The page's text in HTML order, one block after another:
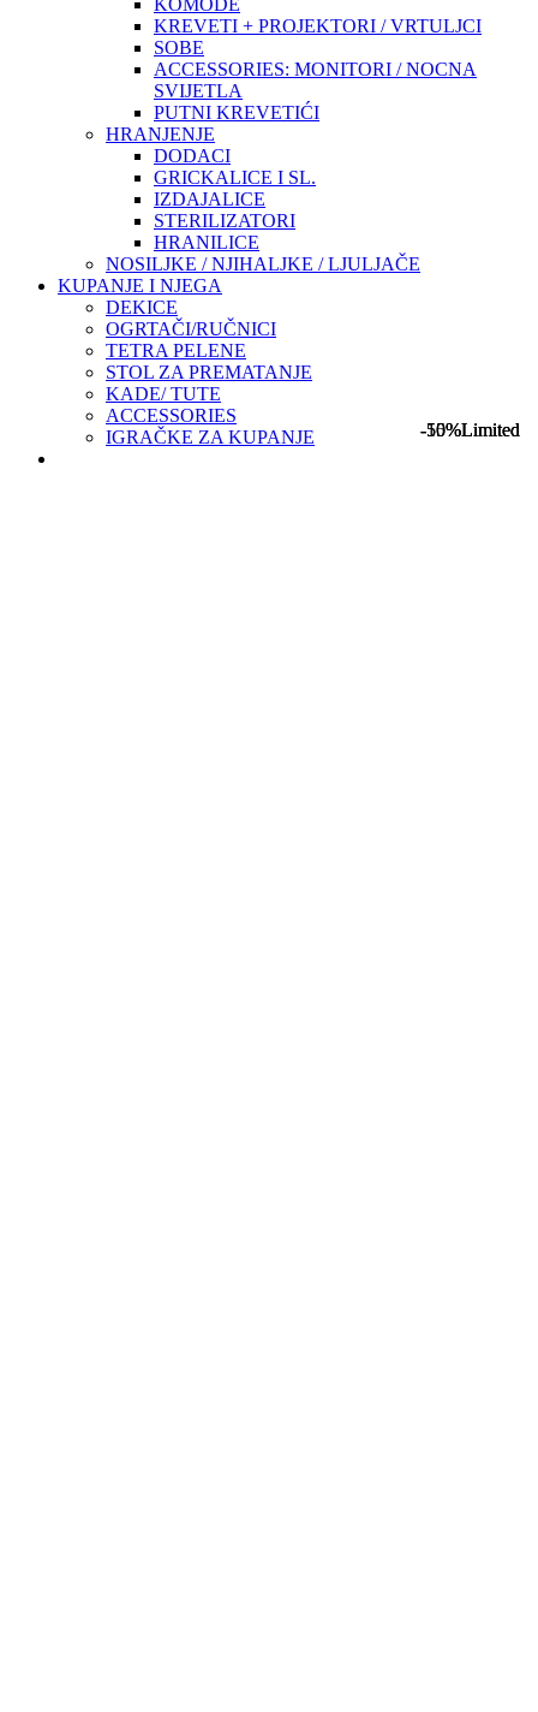
-50%Limited
-15%Limited
-50%Limited
KREVETI + PROJEKTORI / VRTULJCI
SOBE
ACCESSORIES: MONITORI / NOCNA
SVIJETLA
PUTNI KREVETIĆI
HRANJENJE
DODACI
GRICKALICE I SL.
IZDAJALICE
STERILIZATORI
HRANILICE
NOSILJKE / NJIHALJKE / LJULJAČE
KUPANJE I NJEGA
DEKICE
OGRTAČI/RUČNICI
TETRA PELENE
STOL ZA PREMATANJE
KADE/ TUTE
ACCESSORIES
IGRAČKE ZA KUPANJE